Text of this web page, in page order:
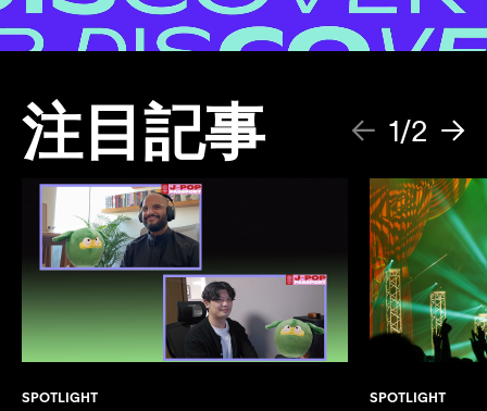
注目記事 1/2
SPOTLIGHT SPOTLIGHT